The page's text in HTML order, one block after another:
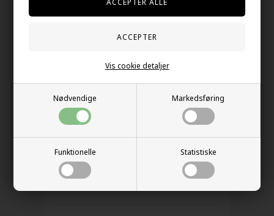
Nødvendige Markedsføring
Funktionelle Statistiske
Vis cookie detaljer